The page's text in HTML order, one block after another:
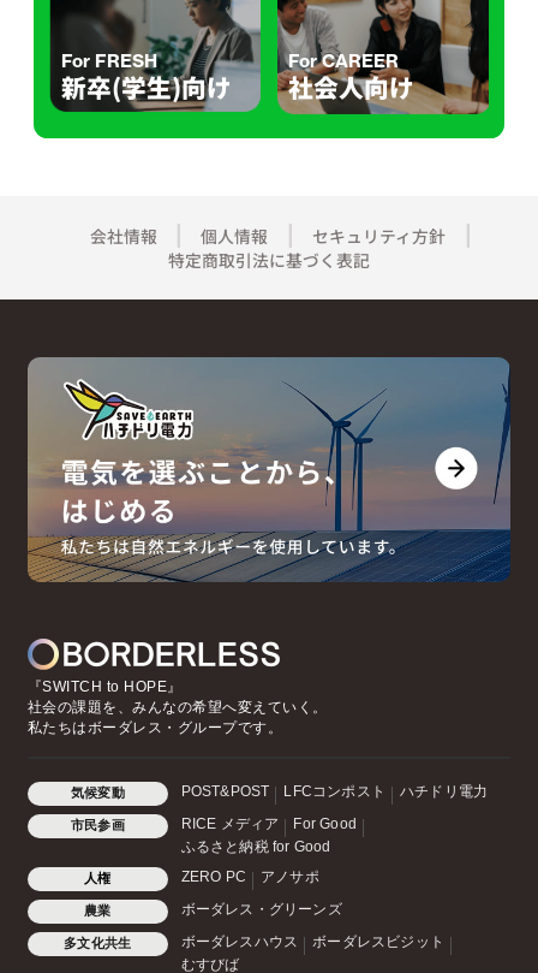
For FRESH
新卒(学生)向け
For CAREER
社会人向け
会社情報 個人情報
セキュリティ方針
特定商取引法に基づく表記
『SWITCH to HOPE』
社会の課題を、みんなの希望へ変えていく。
私たちはボーダレス・グループです。
気候変動 POST&POST LFCコンポスト ハチドリ電力
市民参画 RICE メディア
For Good
ふるさと納税 for Good
人権 ZERO PC アノサポ
農業 ボーダレス・グリーンズ
多文化共生 ボーダレスハウス
ボーダレスビジット
むすびば